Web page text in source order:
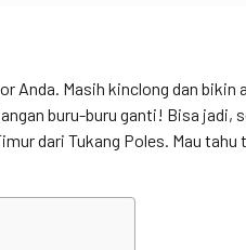
Anda. Masih kinclong dan
buru-buru ganti! Bisa jadi,
dari Tukang Poles. Mau tahu